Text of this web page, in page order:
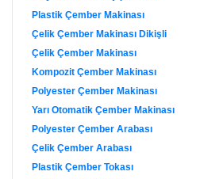
Plastik Çember Makinası
Çelik Çember Makinası Dikişli
Çelik Çember Makinası
Kompozit Çember Makinası
Polyester Çember Makinası
Yarı Otomatik Çember Makinası
Polyester Çember Arabası
Çelik Çember Arabası
Plastik Çember Tokası